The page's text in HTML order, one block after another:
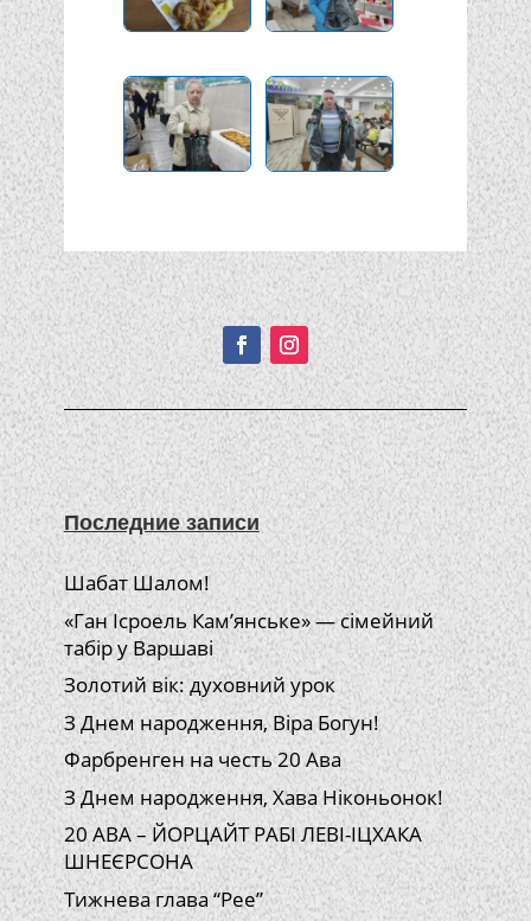
Подписывайтесь!
Последние записи
Шабат Шалом!
«Ган Ісроель Кам’янське» — сімейний
табір у Варшаві
Золотий вік: духовний урок
З Днем народження, Віра Богун!
Фарбренген на честь 20 Ава
З Днем народження, Хава Ніконьонок!
20 АВА – ЙОРЦАЙТ РАБІ ЛЕВІ-ІЦХАКА
ШНЕЄРСОНА
Тижнева глава “Рее”